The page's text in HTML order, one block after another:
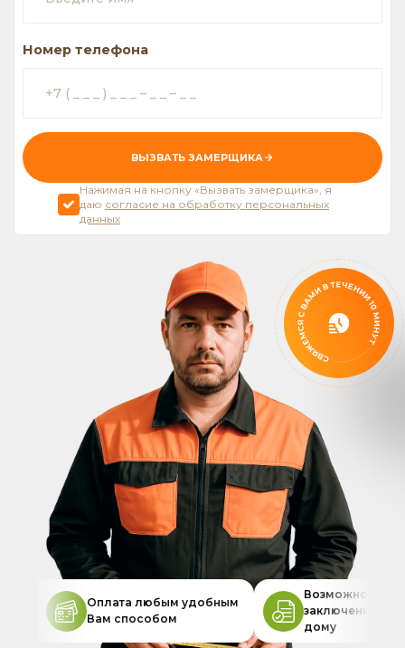
Номер телефона
ВЫЗВАТЬ ЗАМЕРЩИКА
Нажимая на кнопку «Вызвать замерщика», я
даю согласие на обработку персональных
данных
Оплата любым удобным
Вам способом
Возможность
заключения
дому